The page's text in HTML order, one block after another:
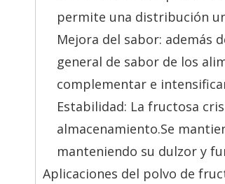
permite una distribución
Mejora del sabor: además
general de sabor de los
complementar e
Estabilidad: La fructosa
almacenamiento.Se
manteniendo su dulzor y
Aplicaciones del polvo de